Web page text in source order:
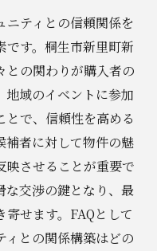
と可能性
の必勝法
のバランス
産売却成功の秘訣
法
出すテクニック
を出すには
販売促進
開戦略
ニティとの信頼関係を
です。桐生市新里町新
との関わりが購入者の
地域のイベントに参加
とで、信頼性を高める
補者に対して物件の魅
映させることが重要で
な交渉の鍵となり、最
せます。FAQとして
ィとの関係構築はどの